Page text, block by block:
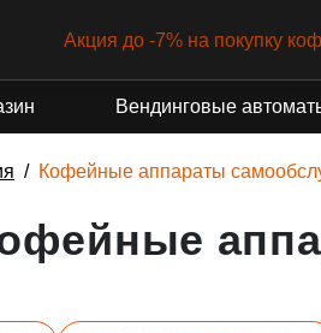
Акция до -7% на покупку
Вендинговые
Кофейные аппараты